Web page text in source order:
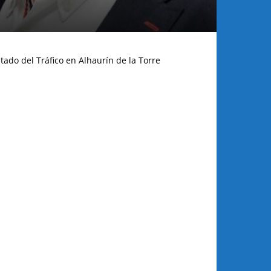
del Tráfico en Alhaurín de la Torre